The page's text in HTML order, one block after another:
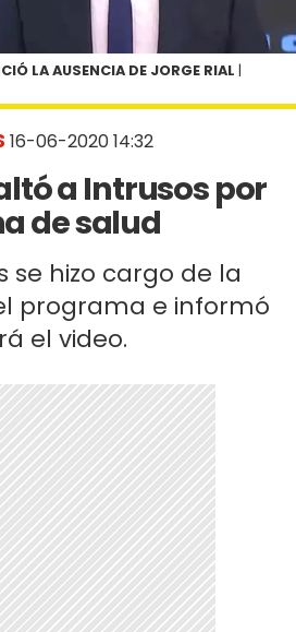
16-06-2020 14:32
a Intrusos por
de salud
se hizo cargo de la
programa e informó
el video.
LA AUSENCIA DE JORGE RIAL |